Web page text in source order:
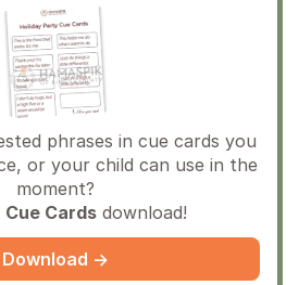
phrases in cue cards you
or your child can use in the
moment?
Cue Cardsdownload!
Download →